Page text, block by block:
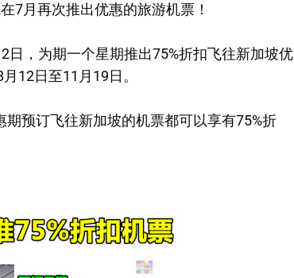
7月再次推出优惠的旅游机票！
，为期一个星期推出75%折扣飞往新加坡优
12日至11月19日。
预订飞往新加坡的机票都可以享有75%折